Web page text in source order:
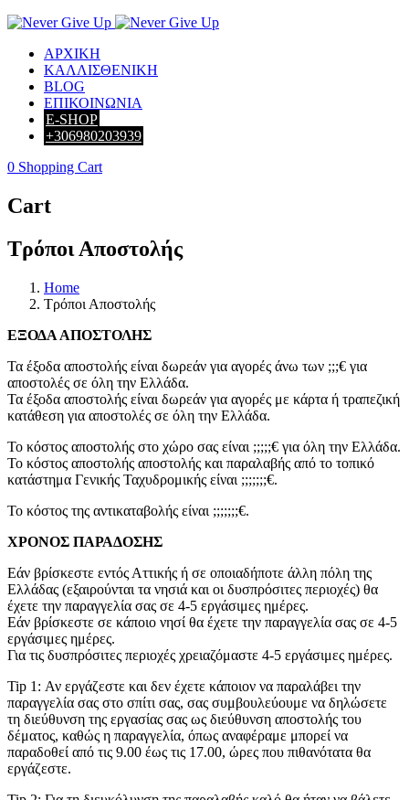
ΑΡΧΙΚΗ
ΚΑΛΛΙΣΘΕΝΙΚΗ
BLOG
ΕΠΙΚΟΙΝΩΝΙΑ
E-SHOP
+306980203939
0 Shopping Cart
Cart
Τρόποι Αποστολής
Home
Τρόποι Αποστολής
ΕΞΟΔΑ ΑΠΟΣΤΟΛΗΣ
Τα έξοδα αποστολής είναι δωρεάν για αγορές άνω των ;;;€ για
αποστολές σε όλη την Ελλάδα.
Τα έξοδα αποστολής είναι δωρεάν για αγορές με κάρτα ή τραπεζική
κατάθεση για αποστολές σε όλη την Ελλάδα.
Το κόστος αποστολής στο χώρο σας είναι ;;;;;€ για όλη την Ελλάδα.
Το κόστος αποστολής αποστολής και παραλαβής από το τοπικό
κατάστημα Γενικής Ταχυδρομικής είναι ;;;;;;;€.
Το κόστος της αντικαταβολής είναι ;;;;;;;€.
ΧΡΟΝΟΣ ΠΑΡΑΔΟΣΗΣ
Εάν βρίσκεστε εντός Αττικής ή σε οποιαδήποτε άλλη πόλη της
Ελλάδας (εξαιρούνται τα νησιά και οι δυσπρόσιτες περιοχές) θα
έχετε την παραγγελία σας σε 4-5 εργάσιμες ημέρες.
Εάν βρίσκεστε σε κάποιο νησί θα έχετε την παραγγελία σας σε 4-5
εργάσιμες ημέρες.
Για τις δυσπρόσιτες περιοχές χρειαζόμαστε 4-5 εργάσιμες ημέρες.
Tip 1: Αν εργάζεστε και δεν έχετε κάποιον να παραλάβει την
παραγγελία σας στο σπίτι σας, σας συμβουλεύουμε να δηλώσετε
τη διεύθυνση της εργασίας σας ως διεύθυνση αποστολής του
δέματος, καθώς η παραγγελία, όπως αναφέραμε μπορεί να
παραδοθεί από τις 9.00 έως τις 17.00, ώρες που πιθανότατα θα
εργάζεστε.